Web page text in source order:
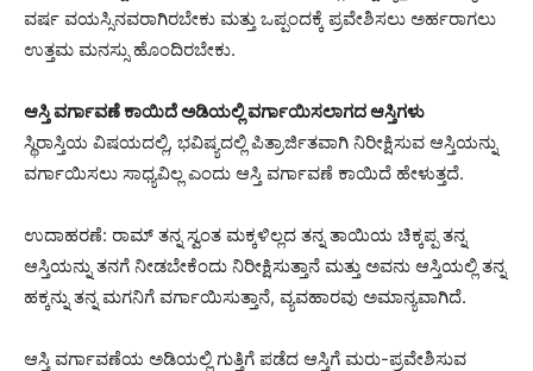
ವರ್ಷ ವಯಸ್ಸಿನವರಾಗಿರಬೇಕು ಮತ್ತು ಒಪ್ಪಂದಕ್ಕೆ ಪ್ರವೇಶಿಸಲು ಅರ್ಹರಾಗಲು
ಉತ್ತಮ ಮನಸ್ಸು ಹೊಂದಿರಬೇಕು.
ಆಸ್ತಿ ವರ್ಗಾವಣೆ ಕಾಯಿದೆ ಅಡಿಯಲ್ಲಿ ವರ್ಗಾಯಿಸಲಾಗದ ಆಸ್ತಿಗಳು
ಸ್ಥಿರಾಸ್ತಿಯ ವಿಷಯದಲ್ಲಿ, ಭವಿಷ್ಯದಲ್ಲಿ ಪಿತ್ರಾರ್ಜಿತವಾಗಿ ನಿರೀಕ್ಷಿಸುವ ಆಸ್ತಿಯನ್ನು
ವರ್ಗಾಯಿಸಲು ಸಾಧ್ಯವಿಲ್ಲ ಎಂದು ಆಸ್ತಿ ವರ್ಗಾವಣೆ ಕಾಯಿದೆ ಹೇಳುತ್ತದೆ.
ಉದಾಹರಣೆ: ರಾಮ್ ತನ್ನ ಸ್ವಂತ ಮಕ್ಕಳಿಲ್ಲದ ತನ್ನ ತಾಯಿಯ ಚಿಕ್ಕಪ್ಪ ತನ್ನ
ಆಸ್ತಿಯನ್ನು ತನಗೆ ನೀಡಬೇಕೆಂದು ನಿರೀಕ್ಷಿಸುತ್ತಾನೆ ಮತ್ತು ಅವನು ಆಸ್ತಿಯಲ್ಲಿ ತನ್ನ
ಹಕ್ಕನ್ನು ತನ್ನ ಮಗನಿಗೆ ವರ್ಗಾಯಿಸುತ್ತಾನೆ, ವ್ಯವಹಾರವು ಅಮಾನ್ಯವಾಗಿದೆ.
ಆಸ್ತಿ ವರ್ಗಾವಣೆಯ ಅಡಿಯಲ್ಲಿ ಗುತ್ತಿಗೆ ಪಡೆದ ಆಸ್ತಿಗೆ ಮರು-ಪ್ರವೇಶಿಸುವ